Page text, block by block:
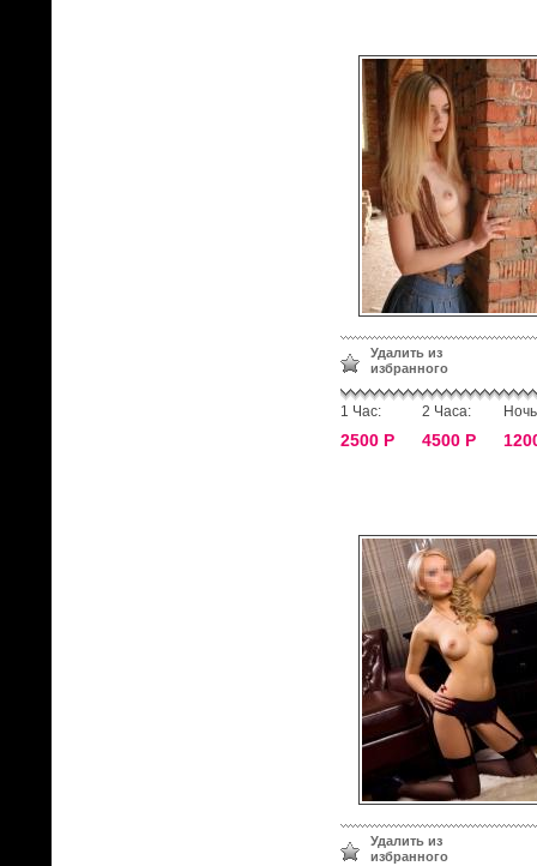
Удалить из
избранного
1 Час:
2500 Р
2 Часа:
4500 Р
Удалить из
избранного